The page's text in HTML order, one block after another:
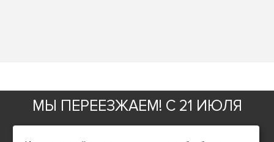
МЫ ПЕРЕЕЗЖАЕМ! С 21 ИЮЛЯ
МАГАЗИН БУДЕТ РАБОТАТЬ